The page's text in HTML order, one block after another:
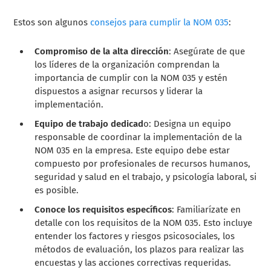
Estos son algunos consejos para cumplir la NOM 035:
Compromiso de la alta dirección: Asegúrate de que
los líderes de la organización comprendan la
importancia de cumplir con la NOM 035 y estén
dispuestos a asignar recursos y liderar la
implementación.
Equipo de trabajo dedicado: Designa un equipo
responsable de coordinar la implementación de la
NOM 035 en la empresa. Este equipo debe estar
compuesto por profesionales de recursos humanos,
seguridad y salud en el trabajo, y psicología laboral, si
es posible.
Conoce los requisitos específicos: Familiarízate en
detalle con los requisitos de la NOM 035. Esto incluye
entender los factores y riesgos psicosociales, los
métodos de evaluación, los plazos para realizar las
encuestas y las acciones correctivas requeridas.